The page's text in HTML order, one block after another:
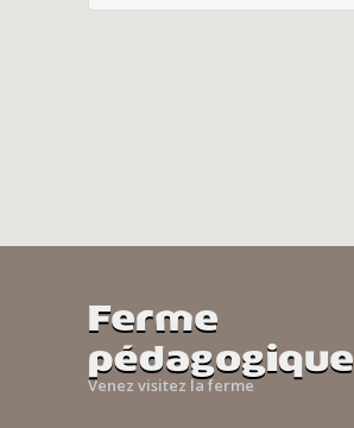
Ferme
pédagogique
Venez visitez la ferme